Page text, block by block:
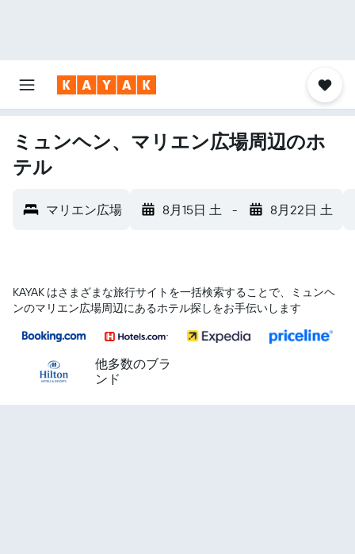
ミュンヘン、マリエン広場周辺のホ
テル
マリエン広場 8月15日 土 - 8月22日 土
KAYAK はさまざまな旅行サイトを一括検索することで、ミュンヘ
ン​のマリエン広場​周辺にあるホテル探しをお手伝いします
他多数のブラ
ンド